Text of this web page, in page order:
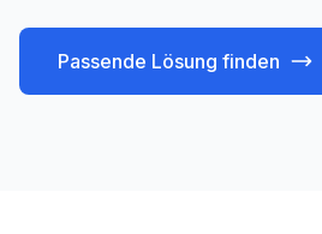
Passende Lösung finden